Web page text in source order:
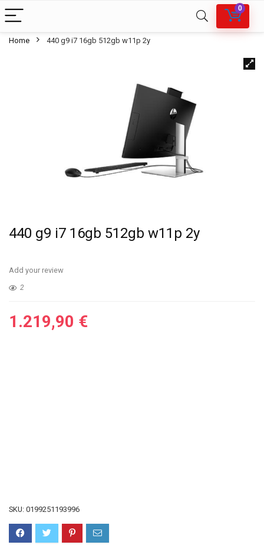
0
Home 440 g9 i7 16gb 512gb w11p 2y
440 g9 i7 16gb 512gb w11p 2y
Add your review
2
1.219,90 €
SKU: 0199251193996